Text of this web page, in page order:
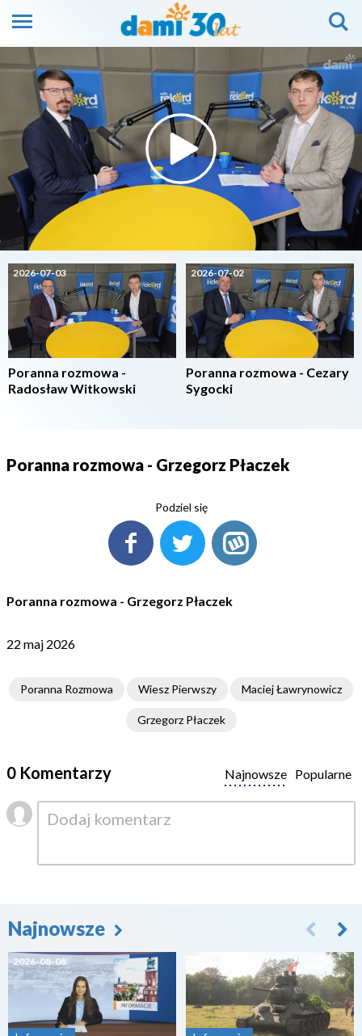
2026-07-03
Poranna rozmowa -
Radosław Witkowski
2026-07-02
Poranna rozmowa - Cezary
Sygocki
Poranna rozmowa - Grzegorz Płaczek
Podziel się
Poranna rozmowa - Grzegorz Płaczek
22 maj 2026
Poranna Rozmowa Wiesz Pierwszy Maciej Ławrynowicz
Grzegorz Płaczek
0 Komentarzy Popularne
Najnowsze
Najnowsze
2026-08-08